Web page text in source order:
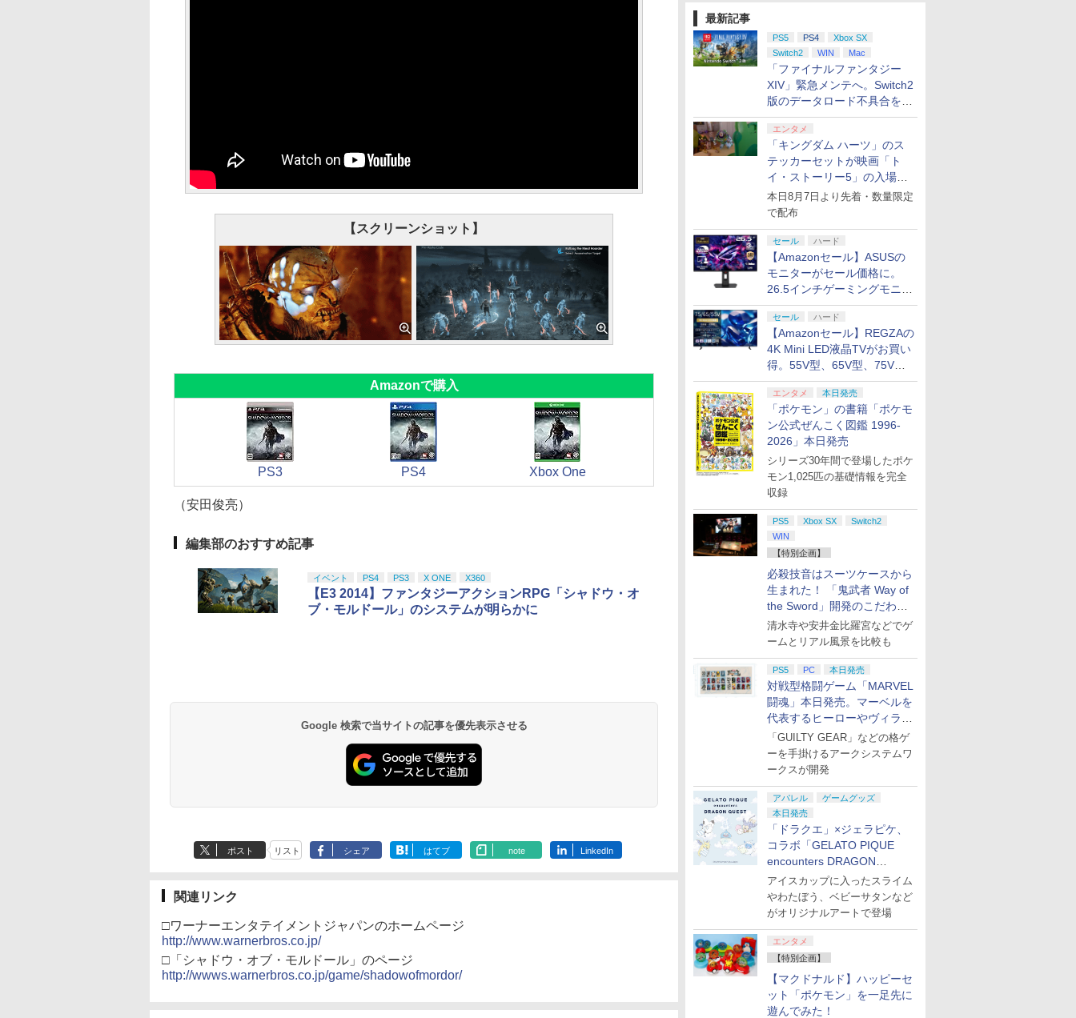
最新記事
PS5 PS4
Xbox SX
Switch2
WIN Mac
「ファイナルファンタジー
XIV」緊急メンテへ。Switch2
版のデータロード不具合を最
適化
エンタメ
「キングダム ハーツ」のス
テッカーセットが映画「ト
イ・ストーリー5」の入場特
典として配布決定！
本日8月7日より先着・数量限定
で配布
セール ハード
【Amazonセール】ASUSの
モニターがセール価格に。
26.5インチゲーミングモニタ
ー「ROG Strix OLED
XG27ACDMS」限定モデルも
お買い得
セール ハード
【Amazonセール】REGZAの
4K Mini LED液晶TVがお買い
得。55V型、65V型、75V型
の2026年モデルがラインナ
ップ
エンタメ 本日発売
「ポケモン」の書籍「ポケモ
ン公式ぜんこく図鑑 1996-
2026」本日発売
シリーズ30年間で登場したポケ
モン1,025匹の基礎情報を完全
収録
PS5 Xbox SX
Switch2
WIN
【特別企画】
必殺技音はスーツケースから
生まれた！ 「鬼武者 Way of
the Sword」開発のこだわり
を目撃！
清水寺や安井金比羅宮などでゲ
ームとリアル風景を比較も
PS5 PC 本日発売
対戦型格闘ゲーム「MARVEL
闘魂」本日発売。マーベルを
代表するヒーローやヴィラン
たちが登場
「GUILTY GEAR」などの格ゲ
ーを手掛けるアークシステムワ
ークスが開発
アパレル
ゲームグッズ
本日発売
「ドラクエ」×ジェラピケ、
コラボ「GELATO PIQUE
encounters DRAGON
QUEST」第2弾が本日発売
アイスカップに入ったスライム
やわたぼう、ベビーサタンなど
がオリジナルアートで登場
エンタメ
【特別企画】
【マクドナルド】ハッピーセ
ット「ポケモン」を一足先に
遊んでみた！
【スクリーンショット】
Amazonで購入
PS3 PS4 Xbox One
（安田俊亮）
編集部のおすすめ記事
イベント PS4 PS3 X ONE X360
【E3 2014】ファンタジーアクションRPG「シャドウ・オ
ブ・モルドール」のシステムが明らかに
Google 検索で当サイトの記事を優先表示させる
ポスト リスト シェア はてブ note LinkedIn
関連リンク
□ワーナーエンタテイメントジャパンのホームページ
http://www.warnerbros.co.jp/
□「シャドウ・オブ・モルドール」のページ
http://wwws.warnerbros.co.jp/game/shadowofmordor/